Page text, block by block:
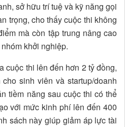
sở hữu trí tuệ và kỹ năng gọi
trọng, cho thấy cuộc thi không
mà còn tập trung nâng cao
khởi nghiệp.
cuộc thi lên đến hơn 2 tỷ đồng,
sinh viên và startup/doanh
tiềm năng sau cuộc thi có thể
với mức kinh phí lên đến 400
sách này giúp giảm áp lực tài